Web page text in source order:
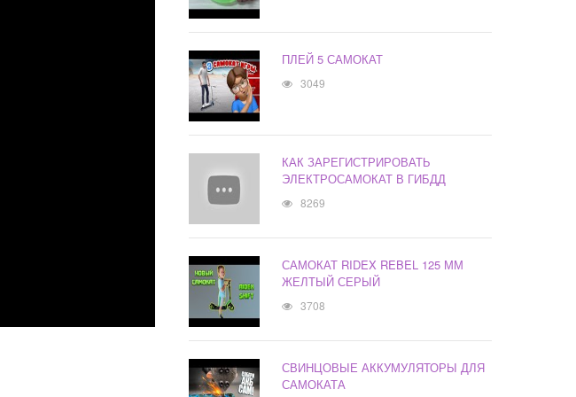
ПЛЕЙ 5 САМОКАТ
3049
КАК ЗАРЕГИСТРИРОВАТЬ
ЭЛЕКТРОСАМОКАТ В ГИБДД
8269
САМОКАТ RIDEX REBEL 125 ММ
ЖЕЛТЫЙ СЕРЫЙ
3708
СВИНЦОВЫЕ АККУМУЛЯТОРЫ ДЛЯ
САМОКАТА